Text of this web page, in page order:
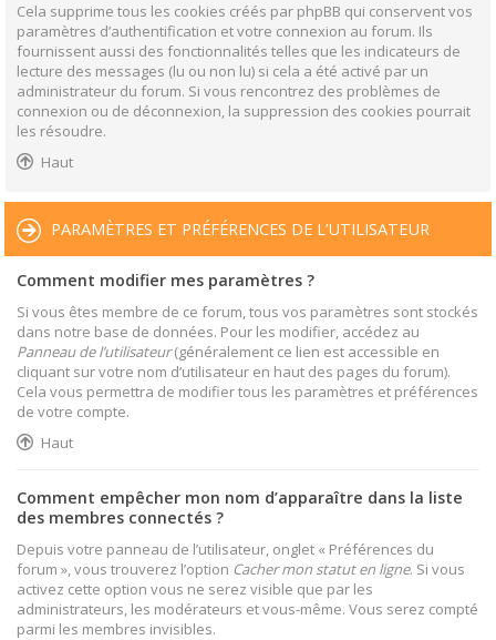
Cela supprime tous les cookies créés par phpBB qui conservent vos
paramètres d’authentification et votre connexion au forum. Ils
fournissent aussi des fonctionnalités telles que les indicateurs de
lecture des messages (lu ou non lu) si cela a été activé par un
administrateur du forum. Si vous rencontrez des problèmes de
connexion ou de déconnexion, la suppression des cookies pourrait
les résoudre.
Haut
PARAMÈTRES ET PRÉFÉRENCES DE L’UTILISATEUR
Comment modifier mes paramètres ?
Si vous êtes membre de ce forum, tous vos paramètres sont stockés
dans notre base de données. Pour les modifier, accédez au
Panneau de l’utilisateur(généralement ce lien est accessible en
cliquant sur votre nom d’utilisateur en haut des pages du forum).
Cela vous permettra de modifier tous les paramètres et préférences
de votre compte.
Haut
Comment empêcher mon nom d’apparaître dans la liste
des membres connectés ?
Depuis votre panneau de l’utilisateur, onglet « Préférences du
forum », vous trouverez l’option Cacher mon statut en ligne. Si vous
activez cette option vous ne serez visible que par les
administrateurs, les modérateurs et vous-même. Vous serez compté
parmi les membres invisibles.